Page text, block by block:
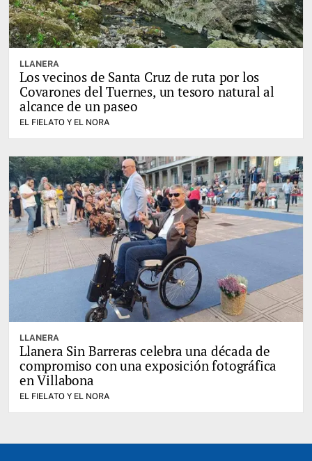
LLANERA
Los vecinos de Santa Cruz de ruta por los
Covarones del Tuernes, un tesoro natural al
alcance de un paseo
EL FIELATO Y EL NORA
LLANERA
Llanera Sin Barreras celebra una década de
compromiso con una exposición fotográfica
en Villabona
EL FIELATO Y EL NORA